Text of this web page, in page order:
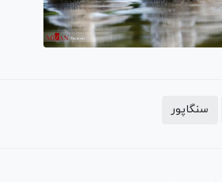
سنگاپور